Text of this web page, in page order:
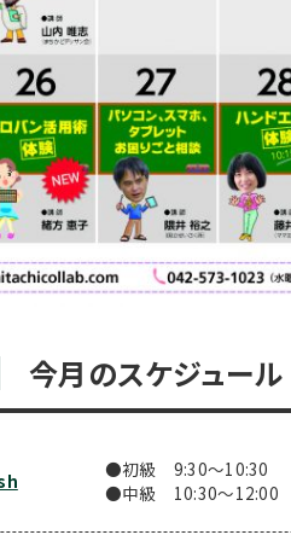
今月のスケジュール
●初級 9:30〜10:30
●中級 10:30〜12:00